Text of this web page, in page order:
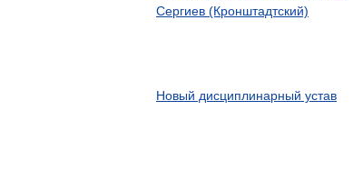
Сергиев (Кронштадтский)
Новый дисциплинарный устав